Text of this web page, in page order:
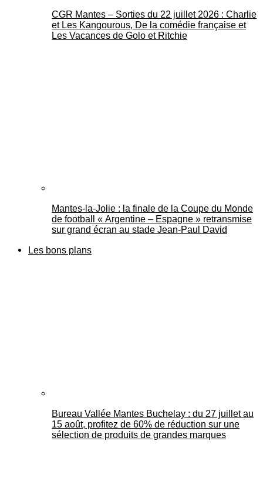
CGR Mantes – Sorties du 22 juillet 2026 : Charlie
et Les Kangourous, De la comédie française et
Les Vacances de Golo et Ritchie
Mantes-la-Jolie : la finale de la Coupe du Monde
de football « Argentine – Espagne » retransmise
sur grand écran au stade Jean-Paul David
Les bons plans
Bureau Vallée Mantes Buchelay : du 27 juillet au
15 août, profitez de 60% de réduction sur une
sélection de produits de grandes marques